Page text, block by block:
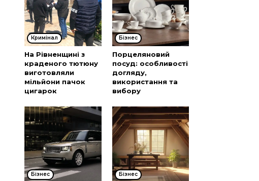
Кримінал
На Рівненщині з
краденого тютюну
виготовляли
мільйони пачок
цигарок
Бізнес
Порцеляновий
посуд: особливості
догляду,
використання та
вибору
Бізнес Бізнес